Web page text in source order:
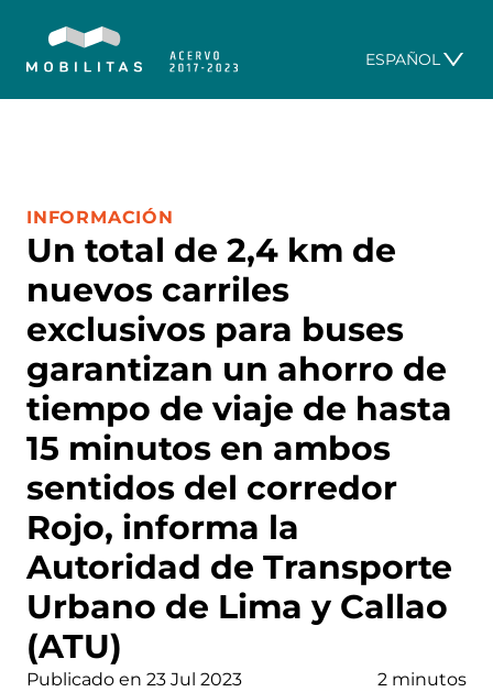
ESPAÑOL
Un total de 2,4 km de
nuevos carriles
exclusivos para buses
garantizan un ahorro de
tiempo de viaje de hasta
15 minutos en ambos
sentidos del corredor
Rojo, informa la
Autoridad de Transporte
Urbano de Lima y Callao
(ATU)
CATEGORÍA:
INFORMACIÓN
Publicado en 23 Jul 2023 2 minutos